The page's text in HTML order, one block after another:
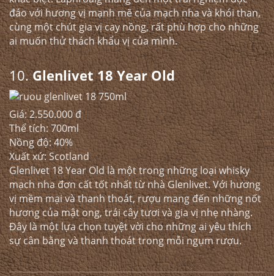
đáo với hương vị mạnh mẽ của mạch nha và khói than,
cùng một chút gia vị cay nồng, rất phù hợp cho những
ai muốn thử thách khẩu vị của mình.
10.Glenlivet 18 Year Old
Giá: 2.550.000 đ
Thể tích: 700ml
Nồng độ: 40%
Xuất xứ: Scotland
Glenlivet 18 Year Old là một trong những loại whisky
mạch nha đơn cất tốt nhất từ nhà Glenlivet. Với hương
vị mềm mại và thanh thoát, rượu mang đến những nốt
hương của mật ong, trái cây tươi và gia vị nhẹ nhàng.
Đây là một lựa chọn tuyệt vời cho những ai yêu thích
sự cân bằng và thanh thoát trong mỗi ngụm rượu.